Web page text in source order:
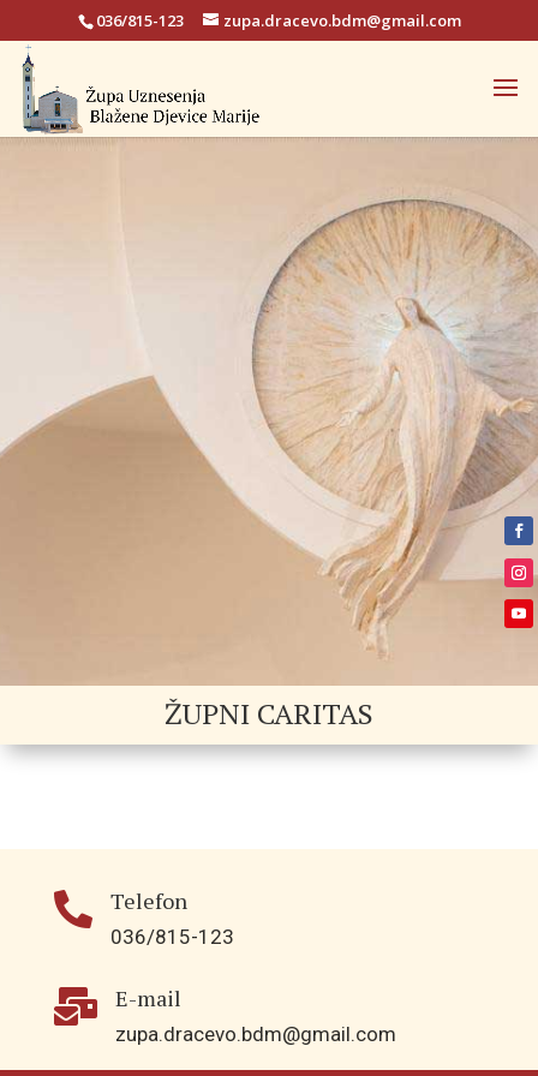
036/815-123 zupa.dracevo.bdm@gmail.com
ŽUPNI CARITAS
 Telefon
036/815-123
 E-mail
zupa.dracevo.bdm@gmail.com